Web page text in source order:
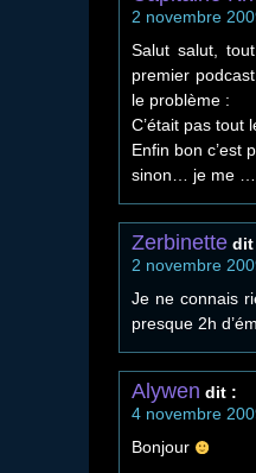
2 novembre
Salut salut,
premier
le problème :
C’était pas tout
Enfin bon c’est
sinon… je me
Zerbinette dit
2 novembre
Je ne connais
presque 2h
Alywen dit :
4 novembre
Bonjour